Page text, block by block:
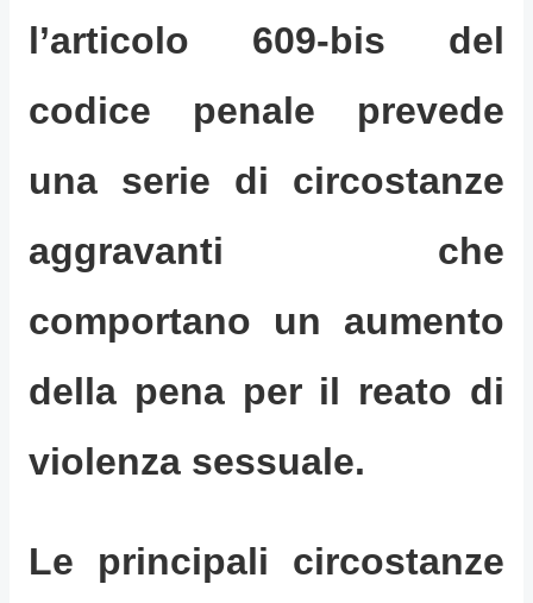
l’articolo 609-bis del
codice penale prevede
una serie di circostanze
aggravanti che
comportano un aumento
della pena per il reato di
violenza sessuale.
Le principali circostanze